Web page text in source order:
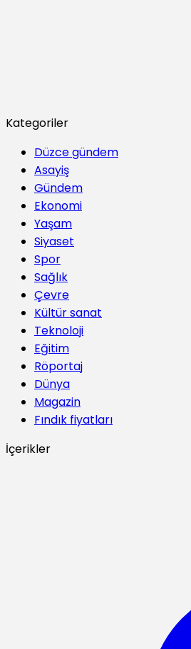
Kategoriler
Düzce gündem
Asayiş
Gündem
Ekonomi
Yaşam
Siyaset
Spor
Sağlık
Çevre
Kültür sanat
Teknoloji
Eğitim
Röportaj
Dünya
Magazin
Fındık fiyatları
İçerikler